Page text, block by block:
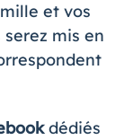
et vos
mis en
dédiés